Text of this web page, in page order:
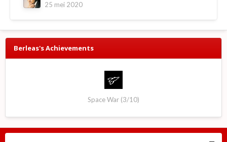
25 mei 2020
Berleas's Achievements
Space War (3/10)